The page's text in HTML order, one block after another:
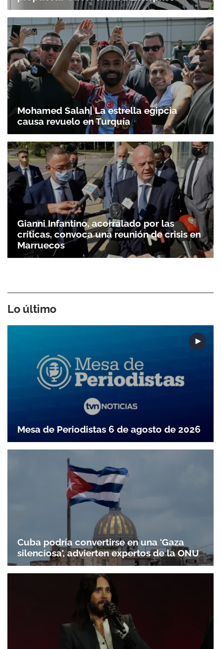
Mohamed Salah| La estrella egipcia
causa revuelo en Turquía
Gianni Infantino, acorralado por las
críticas, convoca una reunión de crisis en
Marruecos
Lo último
Mesa de Periodistas 6 de agosto de 2026
Cuba podría convertirse en una 'Gaza
silenciosa', advierten expertos de la ONU